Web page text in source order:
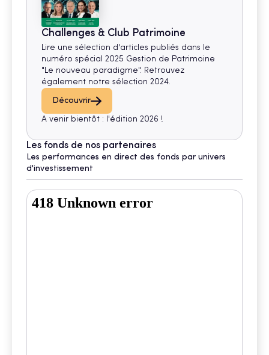
Challenges & Club Patrimoine
Lire une sélection d'articles publiés dans le
numéro spécial 2025 Gestion de Patrimoine
"Le nouveau paradigme". Retrouvez
également notre sélection 2024.
Découvrir
A venir bientôt : l'édition 2026 !
Les fonds de nos partenaires
Les performances en direct des fonds par univers
d'investissement